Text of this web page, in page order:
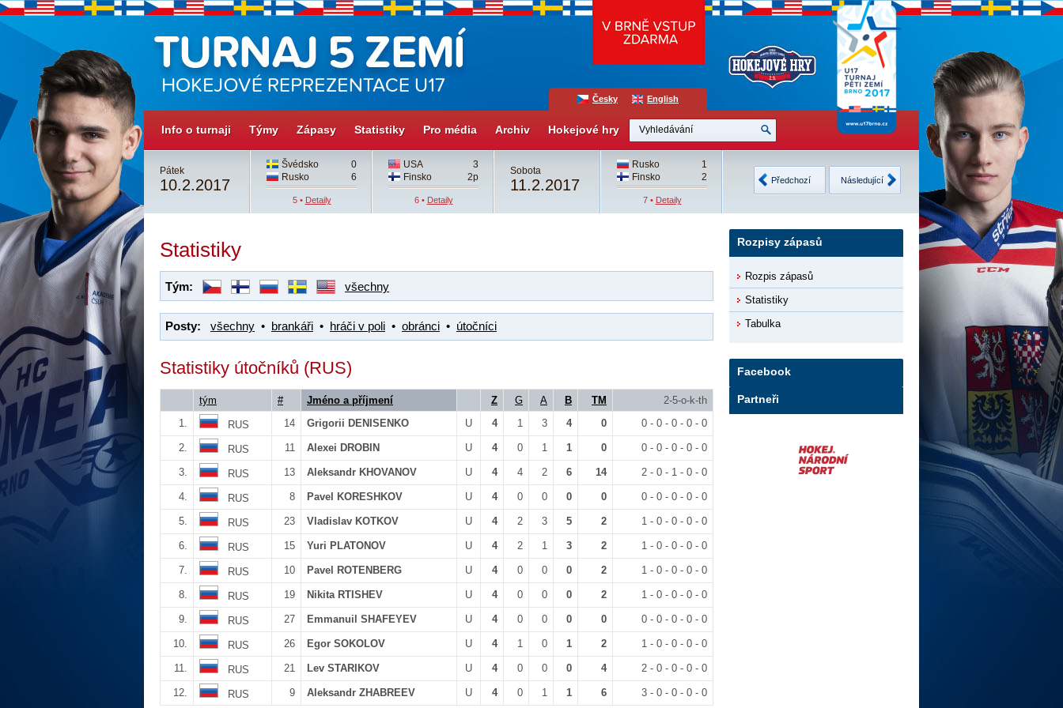
Česky English
Info o turnaji Týmy Zápasy Statistiky Pro média Archiv Hokejové hry
Česko
3
Švédsko
4sn
4 •Detaily
Pátek
10.2.2017
Švédsko
0
Rusko
6
5 • Detaily
USA
3
Finsko
2p
6 • Detaily
Sobota
11.2.2017
Rusko
1
Finsko
2
7 • Detaily
Česko
2
USA
Neděle
12.2.2017
Finsko
Švédsko
9 • Detaily
Předchozí Následující
Statistiky
Tým: všechny
Posty: všechny • brankáři • hráči v poli • obránci • útočníci
Statistiky útočníků (RUS)
tým # Jméno a příjmení Z G A B TM
2-5-o-k-th
1.
RUS 14 Grigorii DENISENKO U 4 1 3 4 0 0 - 0 - 0 - 0 - 0
2. RUS 11 Alexei DROBIN U 4 0 1 1 0 0 - 0 - 0 - 0 - 0
3. RUS 13 Aleksandr KHOVANOV U 4 4 2 6 14 2 - 0 - 1 - 0 - 0
4. RUS 8 Pavel KORESHKOV U 4 0 0 0 0 0 - 0 - 0 - 0 - 0
5. RUS 23 Vladislav KOTKOV U 4 2 3 5 2 1 - 0 - 0 - 0 - 0
6. RUS 15 Yuri PLATONOV U 4 2 1 3 2 1 - 0 - 0 - 0 - 0
7. RUS 10 Pavel ROTENBERG U 4 0 0 0 2 1 - 0 - 0 - 0 - 0
8. RUS 19 Nikita RTISHEV U 4 0 0 0 2 1 - 0 - 0 - 0 - 0
9. RUS 27 Emmanuil SHAFEYEV U 4 0 0 0 0 0 - 0 - 0 - 0 - 0
10. RUS 26 Egor SOKOLOV U 4 1 0 1 2 1 - 0 - 0 - 0 - 0
11. RUS 21 Lev STARIKOV U 4 0 0 0 4 2 - 0 - 0 - 0 - 0
12. RUS 9 Aleksandr ZHABREEV U 4 0 1 1 6 3 - 0 - 0 - 0 - 0
Rozpisy zápasů
Rozpis zápasů
Statistiky
Tabulka
Facebook
Partneři